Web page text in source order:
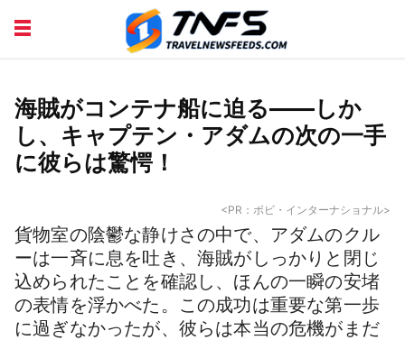
DISCOVER PLACES TIPS AND TRICKS
海賊がコンテナ船に迫る——しか
し、キャプテン・アダムの次の一手
に彼らは驚愕！
<PR：ボビ・インターナショナル>
貨物室の陰鬱な静けさの中で、アダムのクル
ーは一斉に息を吐き、海賊がしっかりと閉じ
込められたことを確認し、ほんの一瞬の安堵
の表情を浮かべた。この成功は重要な第一歩
に過ぎなかったが、彼らは本当の危機がまだ